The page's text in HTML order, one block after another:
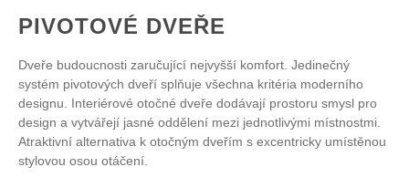
PIVOTOVÉ DVEŘE
Dveře budoucnosti zaručující nejvyšší komfort. Jedinečný
systém pivotových dveří splňuje všechna kritéria moderního
designu. Interiérové otočné dveře dodávají prostoru smysl pro
design a vytvářejí jasné oddělení mezi jednotlivými místnostmi.
Atraktivní alternativa k otočným dveřím s excentricky umístěnou
stylovou osou otáčení.